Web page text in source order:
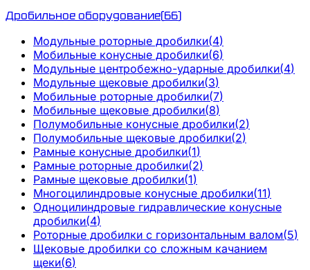
Дробильное оборудование(66)
Модульные роторные дробилки(4)
Мобильные конусные дробилки(6)
Модульные центробежно-ударные дробилки(4)
Модульные щековые дробилки(3)
Мобильные роторные дробилки(7)
Мобильные щековые дробилки(8)
Полумобильные конусные дробилки(2)
Полумобильные щековые дробилки(2)
Рамные конусные дробилки(1)
Рамные роторные дробилки(2)
Рамные щековые дробилки(1)
Многоцилиндровые конусные дробилки(11)
Одноцилиндровые гидравлические конусные
дробилки(4)
Роторные дробилки с горизонтальным валом(5)
Щековые дробилки со сложным качанием
щеки(6)